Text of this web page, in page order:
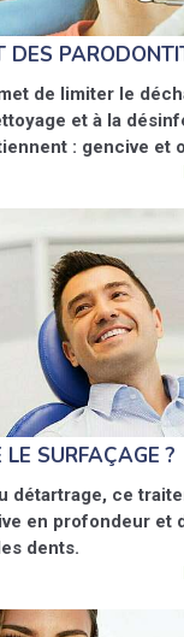
de limiter le
et à la
: gencive et
SURFAÇAGE ?
détartrage, ce
en profondeur et
dents.